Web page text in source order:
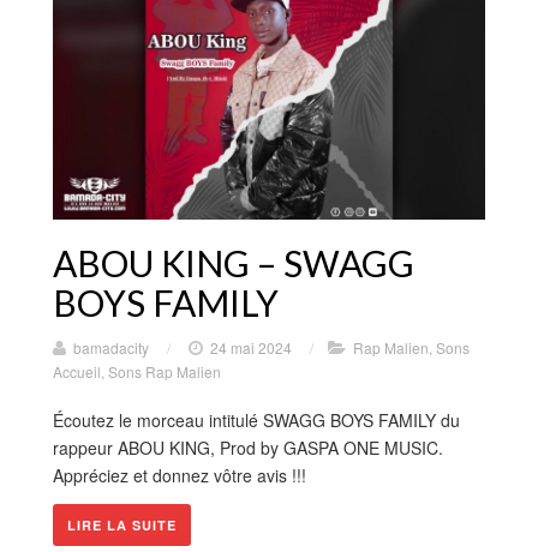
ABOU KING – SWAGG
BOYS FAMILY
bamadacity / 24 mai 2024 / Rap Malien Sons
Accueil Sons Rap Malien
Écoutez le morceau intitulé SWAGG BOYS FAMILY du
rappeur ABOU KING, Prod by GASPA ONE MUSIC.
Appréciez et donnez vôtre avis !!!
LIRE LA SUITE